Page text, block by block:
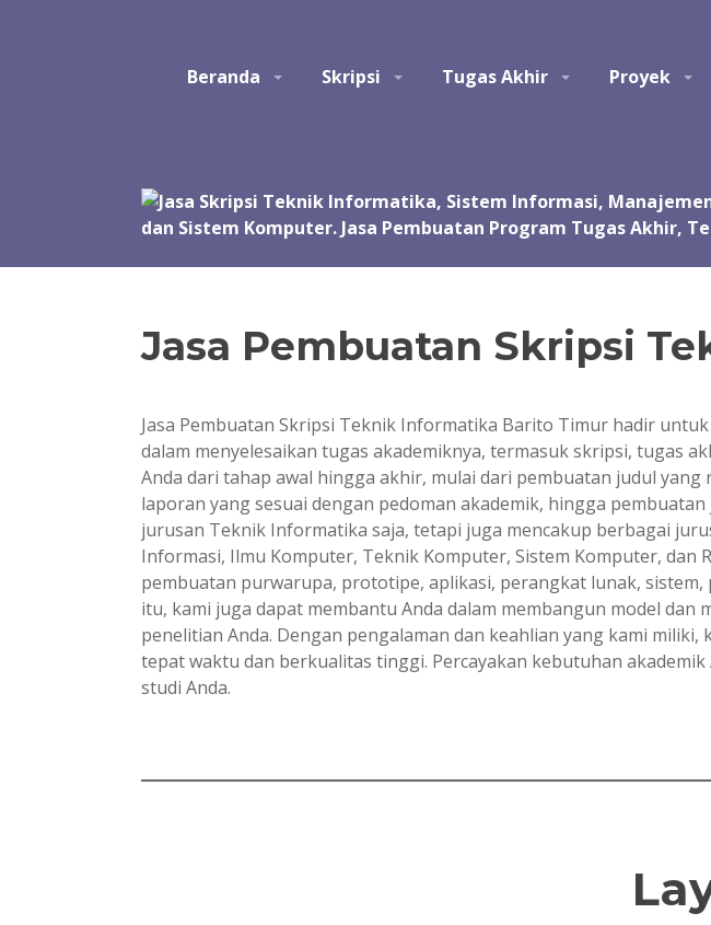
Perangkat Lunak. Jasa bantuan, bimbingan, konsultasi, kursus, les privat
Beranda Skripsi Tugas Akhir Proyek
Jasa Pembuatan Skripsi
Jasa Pembuatan Skripsi Teknik Informatika Barito Timur hadir
dalam menyelesaikan tugas akademiknya, termasuk skripsi, tugas
Anda dari tahap awal hingga akhir, mulai dari pembuatan judul
laporan yang sesuai dengan pedoman akademik, hingga
jurusan Teknik Informatika saja, tetapi juga mencakup berbagai
Informasi, Ilmu Komputer, Teknik Komputer, Sistem Komputer, dan
pembuatan purwarupa, prototipe, aplikasi, perangkat lunak,
itu, kami juga dapat membantu Anda dalam membangun model
penelitian Anda. Dengan pengalaman dan keahlian yang kami
tepat waktu dan berkualitas tinggi. Percayakan kebutuhan
studi Anda.